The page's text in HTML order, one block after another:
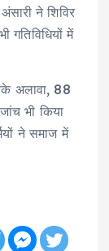
ने शिविर
गतिविधियों में
अलावा, 88
भी किया
ने समाज में